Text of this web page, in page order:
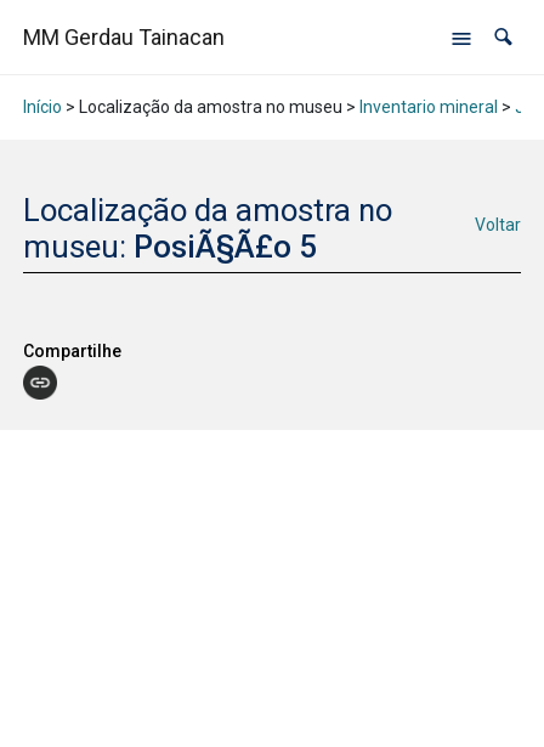
MM Gerdau Tainacan
Início > Localização da amostra no museu > Inventario mineral >
Localização da amostra no
museu: PosiÃ§Ã£o 5
Voltar
Compartilhe